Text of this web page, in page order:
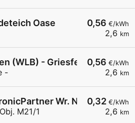
0,56 €/kWh
2,6 km
Oase
0,56 €/kWh
2,6 km
(WLB) - Griesfeld
-
0,32 €/kWh
2,6 km
Wr. Neudorf
M21/1